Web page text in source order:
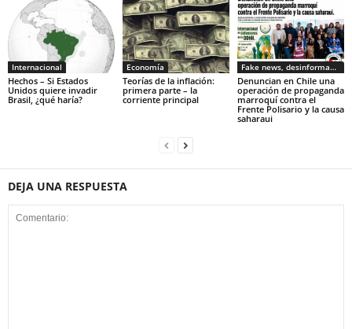
Internacional
Hechos – Si Estados
Unidos quiere invadir
Brasil, ¿qué haría?
Economía
Teorías de la inflación:
primera parte – la
corriente principal
Fake news, desinformacion
Denuncian en Chile una
operación de propaganda
marroquí contra el
Frente Polisario y la causa
saharaui
DEJA UNA RESPUESTA